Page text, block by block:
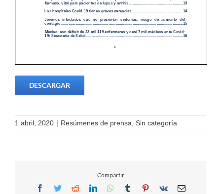
DESCARGAR
1 abril, 2020 | Resúmenes de prensa, Sin categoría
Compartir
Facebook
TwitterRedditLinkedInWhatsApp
TumblrPinterest
Vk Email